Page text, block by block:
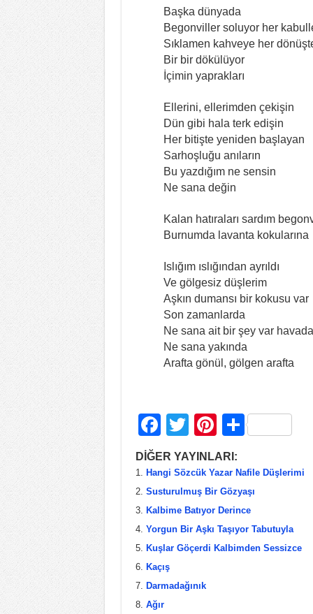
Başka dünyada
Begonviller soluyor her
Sıklamen kahveye her
Bir bir dökülüyor
İçimin yaprakları
Ellerini, ellerimden çekişin
Dün gibi hala terk edişin
Her bitişte yeniden başlayan
Sarhoşluğu anıların
Bu yazdığım ne sensin
Ne sana değin
Kalan hatıraları sardım
Burnumda lavanta kokularına
Islığım ıslığından ayrıldı
Ve gölgesiz düşlerim
Aşkın dumansı bir kokusu var
Son zamanlarda
Ne sana ait bir şey var havada
Ne sana yakında
Arafta gönül, gölgen arafta
F
a
c
e
b
o
o
k
T
wi
tt
er
Pi
nt
er
e
st
S
ar
e
DİĞER YAYINLARI:
Hangi Sözcük Yazar Nafile Düşlerimi
Susturulmuş Bir Gözyaşı
Kalbime Batıyor Derince
Yorgun Bir Aşkı Taşıyor Tabutuyla
Kuşlar Göçerdi Kalbimden Sessizce
Kaçış
Darmadağınık
Ağır